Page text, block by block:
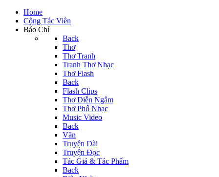
Home
Cộng Tác Viên
Báo Chí
Back
Thơ
Thơ Tranh
Tranh Thơ Nhạc
Thơ Flash
Back
Flash Clips
Thơ Diễn Ngâm
Thơ Phổ Nhạc
Music Video
Back
Văn
Truyện Dài
Truyện Đọc
Tác Giả & Tác Phẩm
Back